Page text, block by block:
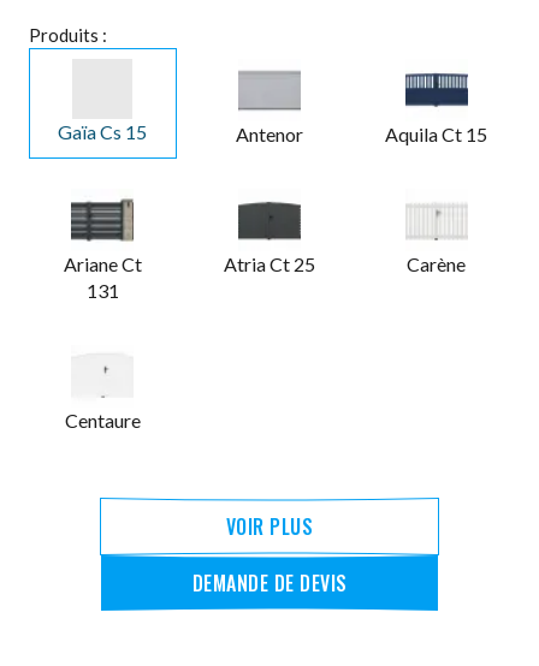
Produits :
Gaïa Cs 15 Antenor Aquila Ct 15
Ariane Ct
131
Atria Ct 25 Carène
Centaure
VOIR PLUS
DEMANDE DE DEVIS